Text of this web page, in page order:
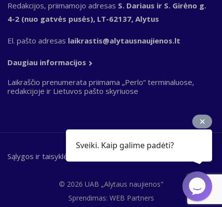
Redakcijos, priimamojo adresas S. Dariaus ir S. Girėno g.
4-2 (nuo gatvės pusės), LT-62137, Alytus
El. pašto adresas laikrastis@alytausnaujienos.lt
Daugiau informacijos
Laikraščio prenumerata priimama „Perlo“ terminaluose,
redakcijoje ir Lietuvos pašto skyriuose
© 2026 UAB „Alytaus naujienos"
Bottom
Sąlygos ir taisyklės
Sprendimas: WEB Partners
Sveiki. Kaip galime padėti?